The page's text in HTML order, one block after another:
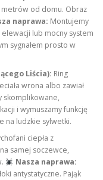
metrów od domu. Obraz
naprawa: Montujemy
lub mocny system
sygnałem prosto w
Liścia): Ring
wrona albo zawiał
skomplikowane,
i wymuszamy funkcję
na ludzkie sylwetki.
ciepła z
samej soczewce,
Nasza naprawa:
antystatyczne. Pająk